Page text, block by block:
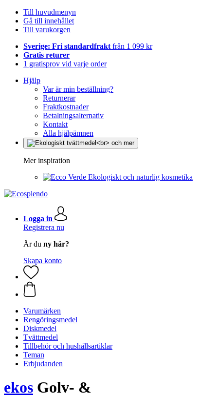
Till huvudmenyn
Gå till innehållet
Till varukorgen
Sverige: Fri standardfrakt från 1 099 kr
Gratis returer
1 gratisprov vid varje order
Hjälp
Var är min beställning?
Returnerar
Fraktkostnader
Betalningsalternativ
Kontakt
Alla hjälpämnen
Mer inspiration
Ekologiskt och naturlig kosmetika
Logga in
Registrera nu
Är du ny här?
Skapa konto
Varumärken
Rengöringsmedel
Diskmedel
Tvättmedel
Tillbehör och hushållsartiklar
Teman
Erbjudanden
ekos Golv- &